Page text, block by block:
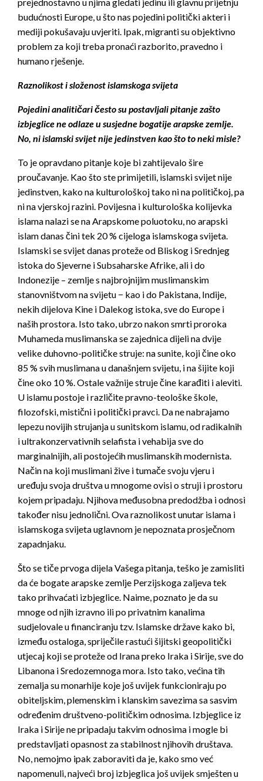
budućnosti Europe, u što nas pojedini politički akteri i
mediji pokušavaju uvjeriti. Ipak, migranti su objektivno
problem za koji treba pronaći razborito, pravedno i
humano rješenje.
Raznolikost i složenost islamskoga svijeta
Pojedini analitičari često su postavljali pitanje zašto
izbjeglice ne odlaze u susjedne bogatije arapske zemlje.
No, ni islamski svijet nije jedinstven kao što to neki misle?
To je opravdano pitanje koje bi zahtijevalo šire
proučavanje. Kao što ste primijetili, islamski svijet nije
jedinstven, kako na kulturološkoj tako ni na političkoj, pa
ni na vjerskoj razini. Povijesna i kulturološka kolijevka
islama nalazi se na Arapskome poluotoku, no arapski
islam danas čini tek 20 % cijeloga islamskoga svijeta.
Islamski se svijet danas proteže od Bliskog i Srednjeg
istoka do Sjeverne i Subsaharske Afrike, ali i do
Indonezije – zemlje s najbrojnijim muslimanskim
stanovništvom na svijetu − kao i do Pakistana, Indije,
nekih dijelova Kine i Dalekog istoka, sve do Europe i
naših prostora. Isto tako, ubrzo nakon smrti proroka
Muhameda muslimanska se zajednica dijeli na dvije
velike duhovno-političke struje: na sunite, koji čine oko
85 % svih muslimana u današnjem svijetu, i na šijite koji
čine oko 10 %. Ostale važnije struje čine karađiti i aleviti.
U islamu postoje i različite pravno-teološke škole,
filozofski, mistični i politički pravci. Da ne nabrajamo
lepezu novijih strujanja u sunitskom islamu, od radikalnih
i ultrakonzervativnih selafista i vehabija sve do
marginalnijih, ali postojećih muslimanskih modernista.
Način na koji muslimani žive i tumače svoju vjeru i
uređuju svoja društva u mnogome ovisi o struji i prostoru
kojem pripadaju. Njihova međusobna predodžba i odnosi
također nisu jednolični. Ova raznolikost unutar islama i
islamskoga svijeta uglavnom je nepoznata prosječnom
zapadnjaku.
Što se tiče prvoga dijela Vašega pitanja, teško je zamisliti
da će bogate arapske zemlje Perzijskoga zaljeva tek
tako prihvaćati izbjeglice. Naime, poznato je da su
mnoge od njih izravno ili po privatnim kanalima
sudjelovale u financiranju tzv. Islamske države kako bi,
između ostaloga, spriječile rastući šijitski geopolitički
utjecaj koji se proteže od Irana preko Iraka i Sirije, sve do
Libanona i Sredozemnoga mora. Isto tako, većina tih
zemalja su monarhije koje još uvijek funkcioniraju po
obiteljskim, plemenskim i klanskim savezima sa sasvim
određenim društveno-političkim odnosima. Izbjeglice iz
Iraka i Sirije ne pripadaju takvim odnosima i mogle bi
predstavljati opasnost za stabilnost njihovih društava.
No, nemojmo ipak zaboraviti da je, kako smo već
napomenuli, najveći broj izbjeglica još uvijek smješten u